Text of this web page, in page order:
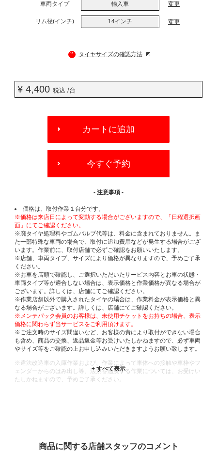
車両タイプ 輸入車 変更
リム径(インチ) 14インチ 変更
? タイヤサイズの確認方法
¥ 4,400 税込 /台
OPTIONS
カートに追加
今すぐ予約
- 注意事項 -
価格は、取付作業１台分です。
※価格は来店日によって変動する場合がございますので、「日程選択画
面」にてご確認ください。
※廃タイヤ処理料やゴムバルブ代等は、料金に含まれておりません。ま
た一部特殊な車両の場合で、取付に追加費用などが発生する場合がござ
います。作業前に、取付店舗で必ずご確認をお願いいたします。
※店舗、車両タイプ、サイズにより価格が異なりますので、予めご了承
ください。
※お車を店頭で確認し、ご選択いただいたサービス内容とお車の状態・
車両タイプ等が適合しない場合は、表示価格と作業価格が異なる場合が
ございます。詳しくは、店舗にてご確認ください。
※作業店舗以外で購入されたタイヤの場合は、作業料金が表示価格と異
なる場合がございます。詳しくは、店舗にてご確認ください。
※メンテパック会員のお客様は、未使用チケットをお持ちの場合、表示
価格に関わらず当サービスをご利用頂けます。
※ご注文時のサイズ間違いなど、お客様の責により取付ができない場合
も含め、商品の交換、返品返金等お受けいたしかねますので、必ず車両
やサイズ等をご確認の上お申し込みいただきますようお願い致します。
※違法改造車の入庫作業および、作業によって車体への接触や車枠やフ
ェンダーからのはみ出し等、法規を逸脱する作業については、お受けい
たしかねますので、予めご了承ください。
商品に関する店舗スタッフのコメント